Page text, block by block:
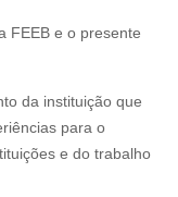
FEEB e o presente
da instituição que
para o
e do trabalho